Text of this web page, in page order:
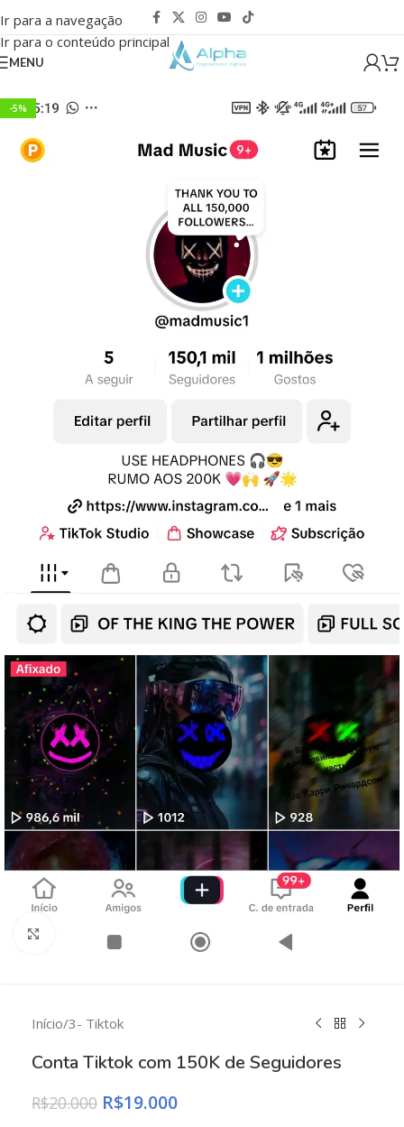
Ir para a navegação
Ir para o conteúdo principal
MENU
-5%
Clique para ampliar
Início/3- Tiktok
Conta Tiktok com 150K de Seguidores
R$20.000 R$19.000